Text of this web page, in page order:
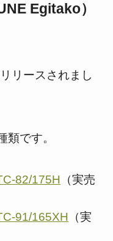
Egitako）
リースされまし
です。
82/175H （実売
91/165XH （実